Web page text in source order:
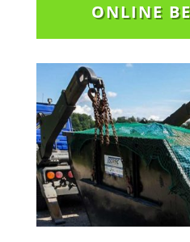
ONLINE